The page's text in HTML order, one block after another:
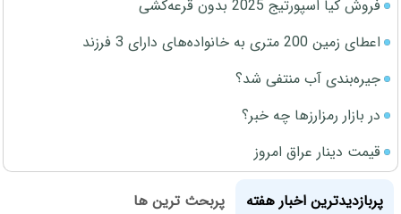
فروش کیا اسپورتیج 2025 بدون قرعه‌کشی
اعطای زمین 200 متری به خانواده‌های دارای 3 فرزند
جیره‌بندی آب منتفی شد؟
در بازار رمزارزها چه خبر؟
قیمت دینار عراق امروز
پربازدیدترین اخبار هفته
پربحث ترین ها